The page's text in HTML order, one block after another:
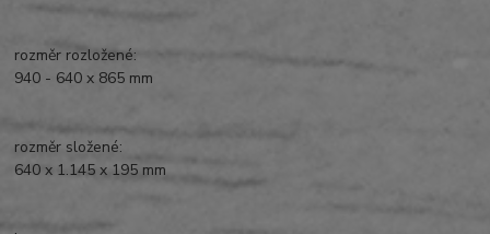
rozměr rozložené:
940 - 640 x 865 mm
rozměr složené:
640 x 1.145 x 195 mm